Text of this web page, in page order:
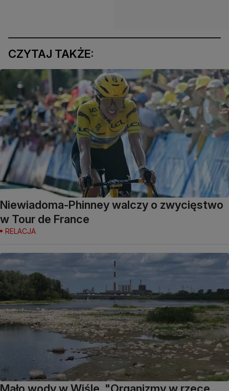
CZYTAJ TAKŻE:
Niewiadoma-Phinney walczy o zwycięstwo
w Tour de France
RELACJA